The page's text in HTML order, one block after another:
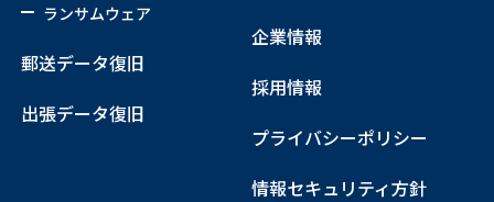
ランサムウェア
郵送データ復旧
出張データ復旧
企業情報
採用情報
プライバシーポリシー
情報セキュリティ方針